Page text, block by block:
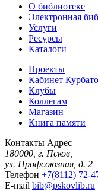
О библиотеке
Электронная
Услуги
Ресурсы
Каталоги
Проекты
Кабинет
Клубы
Коллегам
Магазин
Книга памяти
Контакты Адрес
180000, г. Псков,
ул. Профсоюзная, д. 2
Телефон +7(8112) 72-
E-mail bib@pskovlib.ru